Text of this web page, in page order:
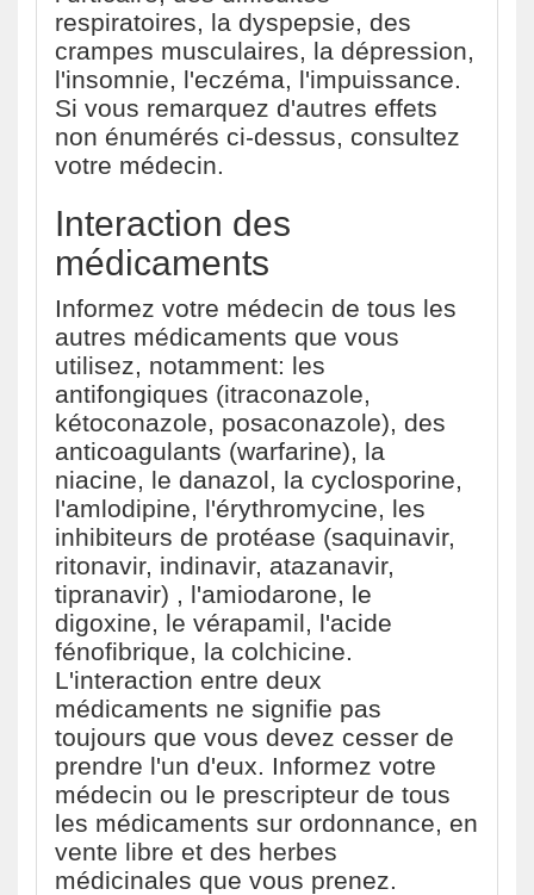
respiratoires, la dyspepsie, des
crampes musculaires, la dépression,
l'insomnie, l'eczéma, l'impuissance.
Si vous remarquez d'autres effets
non énumérés ci-dessus, consultez
votre médecin.
Interaction des
médicaments
Informez votre médecin de tous les
autres médicaments que vous
utilisez, notamment: les
antifongiques (itraconazole,
kétoconazole, posaconazole), des
anticoagulants (warfarine), la
niacine, le danazol, la cyclosporine,
l'amlodipine, l'érythromycine, les
inhibiteurs de protéase (saquinavir,
ritonavir, indinavir, atazanavir,
tipranavir) , l'amiodarone, le
digoxine, le vérapamil, l'acide
fénofibrique, la colchicine.
L'interaction entre deux
médicaments ne signifie pas
toujours que vous devez cesser de
prendre l'un d'eux. Informez votre
médecin ou le prescripteur de tous
les médicaments sur ordonnance, en
vente libre et des herbes
médicinales que vous prenez.